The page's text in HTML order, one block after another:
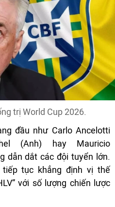
trị World Cup 2026.
đầu như Carlo Ancelotti
(Anh) hay Mauricio
dẫn dắt các đội tuyển lớn.
tiếp tục khẳng định vị thế
với số lượng chiến lược